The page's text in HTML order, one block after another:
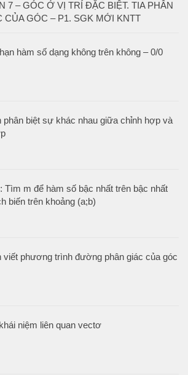
7 – GÓC Ở VỊ TRÍ ĐẶC BIỆT. TIA PHÂN
CỦA GÓC – P1. SGK MỚI KNTT
hàm số dạng không trên không – 0/0
phân biệt sự khác nhau giữa chỉnh hợp và
Tìm m để hàm số bậc nhất trên bậc nhất
biến trên khoảng (a;b)
viết phương trình đường phân giác của góc
niệm liên quan vectơ